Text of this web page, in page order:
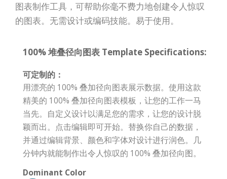
图表制作工具，可帮助你毫不费力地创建令人惊叹
的图表。无需设计或编码技能。易于使用。
100% 堆叠径向图表 Template Specifications:
可定制的：
用漂亮的 100% 叠加径向图表展示数据。使用这款
精美的 100% 叠加径向图表模板，让您的工作一马
当先。自定义设计以满足您的需求，让您的设计脱
颖而出。点击编辑即可开始。替换你自己的数据，
并通过编辑背景、颜色和字体对设计进行润色。几
分钟内就能制作出令人惊叹的 100% 叠加径向图。
Dominant Color